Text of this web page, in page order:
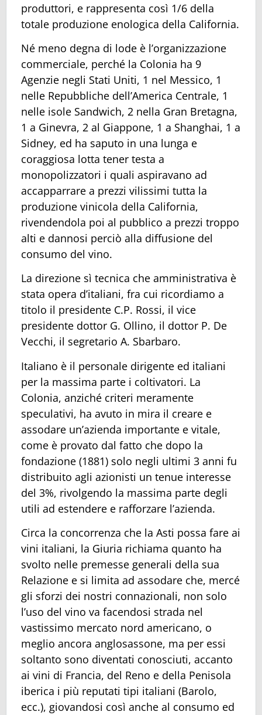
produttori, e rappresenta così 1/6 della
totale produzione enologica della California.
Né meno degna di lode è l’organizzazione
commerciale, perché la Colonia ha 9
Agenzie negli Stati Uniti, 1 nel Messico, 1
nelle Repubbliche dell’America Centrale, 1
nelle isole Sandwich, 2 nella Gran Bretagna,
1 a Ginevra, 2 al Giappone, 1 a Shanghai, 1 a
Sidney, ed ha saputo in una lunga e
coraggiosa lotta tener testa a
monopolizzatori i quali aspiravano ad
accapparrare a prezzi vilissimi tutta la
produzione vinicola della California,
rivendendola poi al pubblico a prezzi troppo
alti e dannosi perciò alla diffusione del
consumo del vino.
La direzione sì tecnica che amministrativa è
stata opera d’italiani, fra cui ricordiamo a
titolo il presidente C.P. Rossi, il vice
presidente dottor G. Ollino, il dottor P. De
Vecchi, il segretario A. Sbarbaro.
Italiano è il personale dirigente ed italiani
per la massima parte i coltivatori. La
Colonia, anziché criteri meramente
speculativi, ha avuto in mira il creare e
assodare un’azienda importante e vitale,
come è provato dal fatto che dopo la
fondazione (1881) solo negli ultimi 3 anni fu
distribuito agli azionisti un tenue interesse
del 3%, rivolgendo la massima parte degli
utili ad estendere e rafforzare l’azienda.
Circa la concorrenza che la Asti possa fare ai
vini italiani, la Giuria richiama quanto ha
svolto nelle premesse generali della sua
Relazione e si limita ad assodare che, mercé
gli sforzi dei nostri connazionali, non solo
l’uso del vino va facendosi strada nel
vastissimo mercato nord americano, o
meglio ancora anglosassone, ma per essi
soltanto sono diventati conosciuti, accanto
ai vini di Francia, del Reno e della Penisola
iberica i più reputati tipi italiani (Barolo,
ecc.), giovandosi così anche al consumo ed